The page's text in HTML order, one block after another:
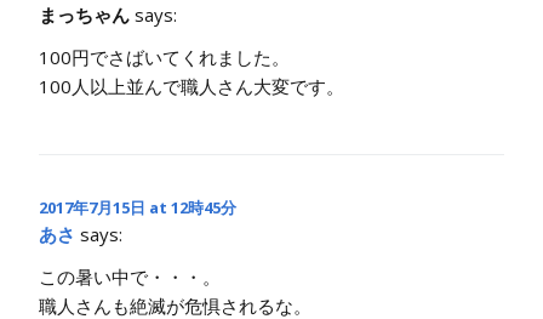
まっちゃん says:
100円でさばいてくれました。
100人以上並んで職人さん大変です。
2017年7月15日 at 12時45分
あさ says:
この暑い中で・・・。
職人さんも絶滅が危惧されるな。